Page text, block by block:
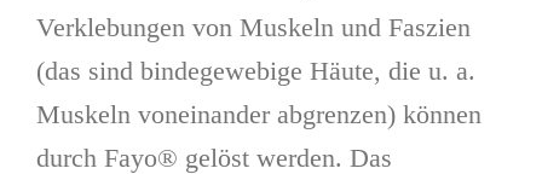
Verklebungen von Muskeln und Faszien
(das sind bindegewebige Häute, die u. a.
Muskeln voneinander abgrenzen) können
durch Fayo® gelöst werden. Das